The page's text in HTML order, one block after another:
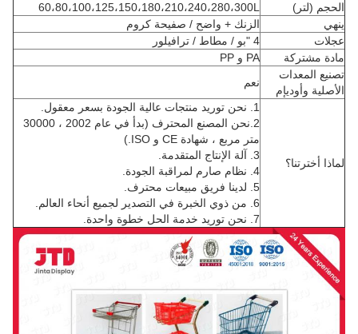
الحجم (لتر)
60،80،100،125،150،180،210،240،280،300L
ينهي
الزنك + واضح / صفيحة كروم
عجلات
4 "بو / مطاط / ترافيلور
مادة مشتركة
PA و PP
تصنيع المعدات
الأصلية وأوديإم
نعم
لماذا أخترتنا؟
2.نحن المصنع المحترف (بدأ في عام 2002 ، 30000
متر مربع ، شهادة CE و ISO.)
4. نظام صارم لمراقبة الجودة.
5. لدينا فريق مبيعات محترف.